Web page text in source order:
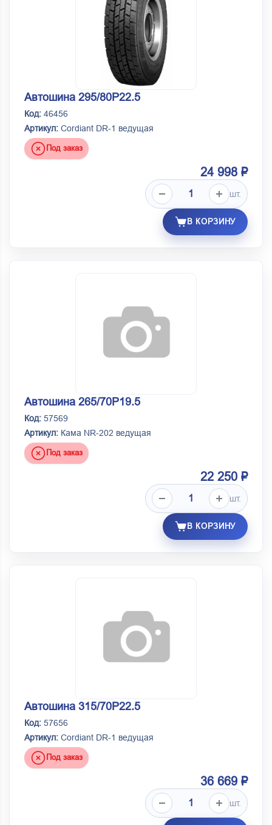
Автошина 295/80Р22.5
Код: 46456
Артикул: Cordiant DR-1 ведущая
Под заказ
24 998 ₽
шт.
В КОРЗИНУ
Автошина 265/70Р19.5
Код: 57569
Артикул: Кама NR-202 ведущая
Под заказ
22 250 ₽
шт.
В КОРЗИНУ
Автошина 315/70Р22.5
Код: 57656
Артикул: Cordiant DR-1 ведущая
Под заказ
36 669 ₽
шт.